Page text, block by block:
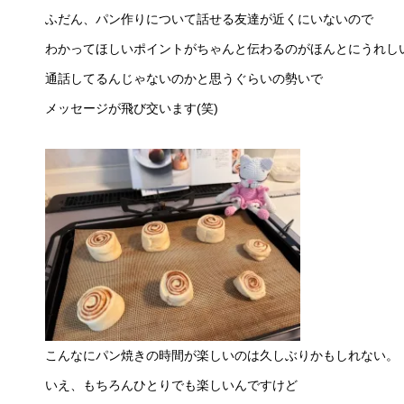
ふだん、パン作りについて話せる友達が近くにいないので
わかってほしいポイントがちゃんと伝わるのがほんとにうれし
通話してるんじゃないのかと思うぐらいの勢いで
メッセージが飛び交います(笑)
こんなにパン焼きの時間が楽しいのは久しぶりかもしれない。
いえ、もちろんひとりでも楽しいんですけど